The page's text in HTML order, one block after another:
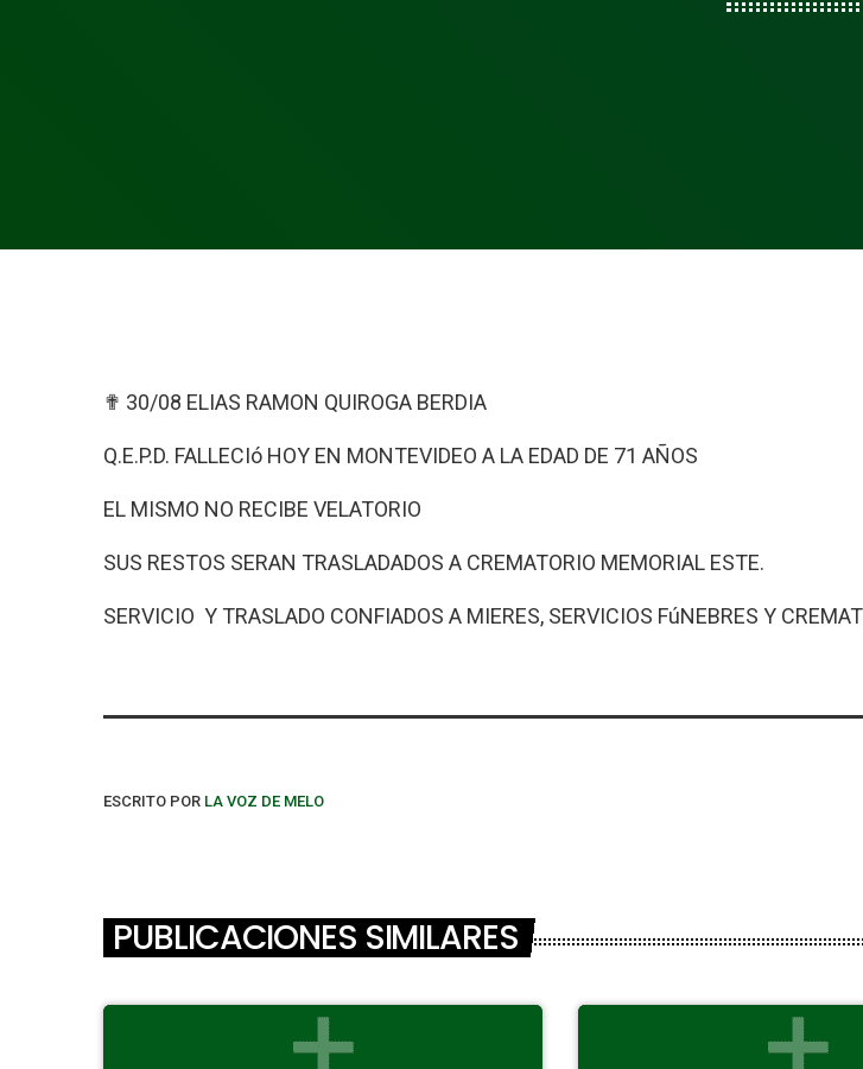
✟ 30/08 ELIAS RAMON QUIROGA BERDIA
Q.E.P.D. FALLECIó HOY EN MONTEVIDEO A LA EDAD DE 71 AÑOS
EL MISMO NO RECIBE VELATORIO
SUS RESTOS SERAN TRASLADADOS A CREMATORIO MEMORIAL ESTE.
SERVICIO Y TRASLADO CONFIADOS A MIERES, SERVICIOS FúNEBRES Y
ESCRITO POR LA VOZ DE MELO
PUBLICACIONES SIMILARES